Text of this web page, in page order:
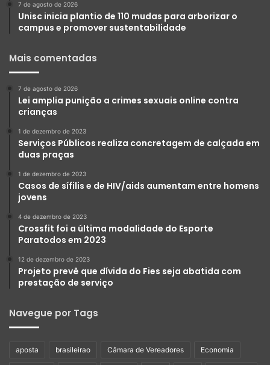
7 de agosto de 2026
Unisc inicia plantio de 110 mudas para arborizar o
campus e promover sustentabilidade
Mais comentadas
7 de agosto de 2026
Lei amplia punição a crimes sexuais online contra
crianças
1 de dezembro de 2023
Serviços Públicos realiza concretagem de calçada em
duas praças
1 de dezembro de 2023
Casos de sífilis e de HIV/aids aumentam entre homens
jovens
4 de dezembro de 2023
Crossfit foi a última modalidade do Esporte
Paratodos em 2023
12 de dezembro de 2023
Projeto prevê que dívida do Fies seja abatida com
prestação de serviço
Navegue por Tags
aposta brasileirao Câmara de Vereadores Economia